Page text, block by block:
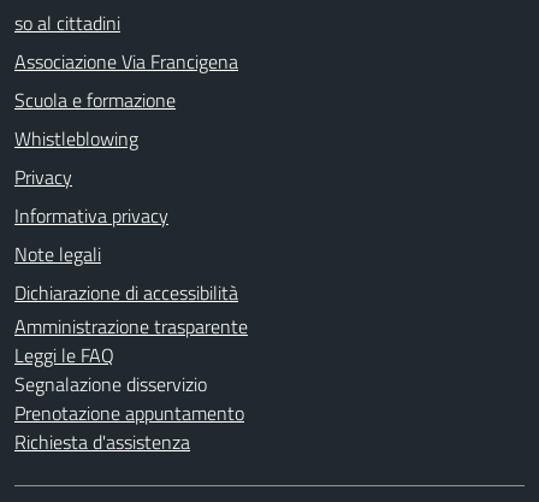
so al cittadini
Associazione Via Francigena
Scuola e formazione
Whistleblowing
Privacy
Informativa privacy
Note legali
Dichiarazione di accessibilità
Amministrazione trasparente
Leggi le FAQ
Segnalazione disservizio
Prenotazione appuntamento
Richiesta d'assistenza